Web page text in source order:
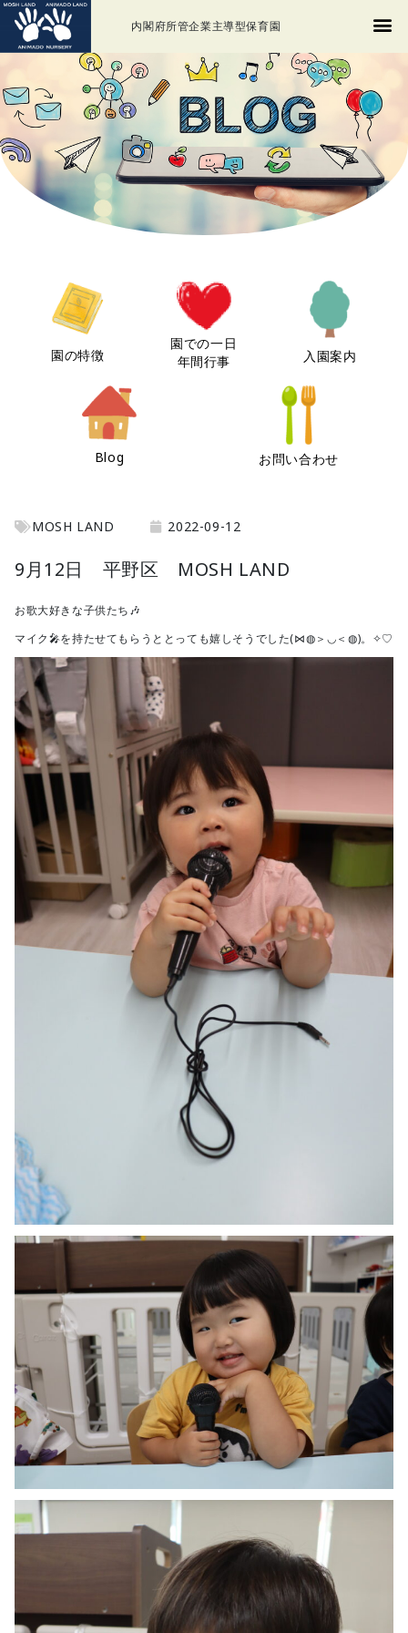
内閣府所管企業主導型保育園
園の特徴
園での一日
年間行事
入園案内
Blog お問い合わせ
MOSH LAND 2022-09-12
9月12日 平野区 MOSH LAND
お歌大好きな子供たち🎶
マイク🎤を持たせてもらうととっても嬉しそうでした(⋈◍＞◡＜◍)。✧♡